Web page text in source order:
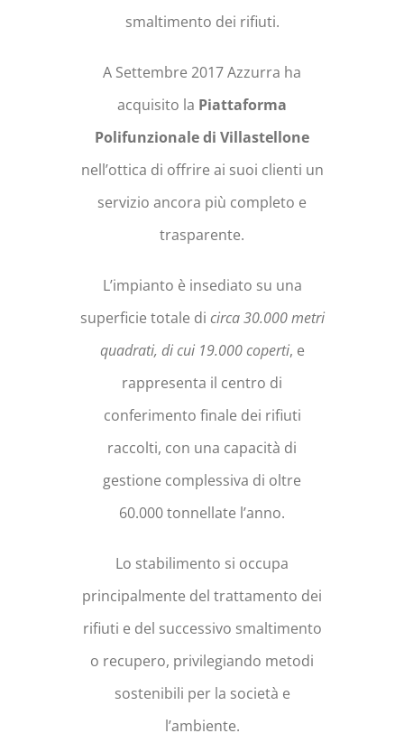
smaltimento dei rifiuti.
A Settembre 2017 Azzurra ha
acquisito la Piattaforma
Polifunzionale di Villastellone
nell’ottica di offrire ai suoi clienti un
servizio ancora più completo e
trasparente.
L’impianto è insediato su una
superficie totale di circa 30.000 metri
quadrati, di cui 19.000 coperti, e
rappresenta il centro di
conferimento finale dei rifiuti
raccolti, con una capacità di
gestione complessiva di oltre
60.000 tonnellate l’anno.
Lo stabilimento si occupa
principalmente del trattamento dei
rifiuti e del successivo smaltimento
o recupero, privilegiando metodi
sostenibili per la società e
l’ambiente.